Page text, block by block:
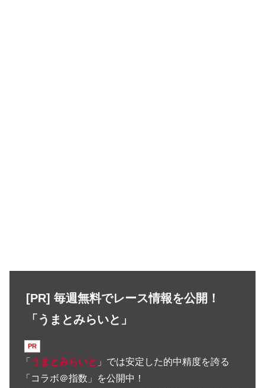
[PR] 毎週無料でレース情報を公開！
「うまとみらいと」
「 うまとみらいと 」では安定した的中精度を誇る
「コラボ＠指数」を公開中！